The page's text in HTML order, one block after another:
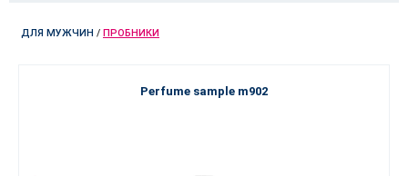
ДЛЯ МУЖЧИН / ПРОБНИКИ
Perfume sample m902